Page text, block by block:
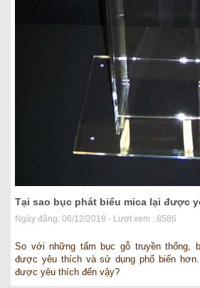
Tại sao bục phát biểu mica lại được
Ngày đăng: 06/12/2018 - Lượt xem : 8586
So với những tấm bục gỗ truyền thống,
được yêu thích và sử dụng phổ biến
được yêu thích đến vậy?